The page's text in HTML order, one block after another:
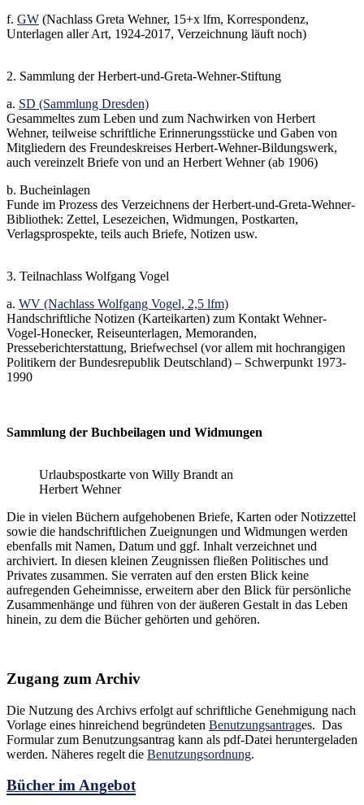
f. GW (Nachlass Greta Wehner, 15+x lfm, Korrespondenz,
Unterlagen aller Art, 1924-2017, Verzeichnung läuft noch)
2. Sammlung der Herbert-und-Greta-Wehner-Stiftung
a. SD (Sammlung Dresden)
Gesammeltes zum Leben und zum Nachwirken von Herbert
Wehner, teilweise schriftliche Erinnerungsstücke und Gaben von
Mitgliedern des Freundeskreises Herbert-Wehner-Bildungswerk,
auch vereinzelt Briefe von und an Herbert Wehner (ab 1906)
b. Bucheinlagen
Funde im Prozess des Verzeichnens der Herbert-und-Greta-Wehner-
Bibliothek: Zettel, Lesezeichen, Widmungen, Postkarten,
Verlagsprospekte, teils auch Briefe, Notizen usw.
3. Teilnachlass Wolfgang Vogel
a. WV (Nachlass Wolfgang Vogel, 2,5 lfm)
Handschriftliche Notizen (Karteikarten) zum Kontakt Wehner-
Vogel-Honecker, Reiseunterlagen, Memoranden,
Presseberichterstattung, Briefwechsel (vor allem mit hochrangigen
Politikern der Bundesrepublik Deutschland) – Schwerpunkt 1973-
1990
Sammlung der Buchbeilagen und Widmungen
Urlaubspostkarte von Willy Brandt an
Herbert Wehner
Die in vielen Büchern aufgehobenen Briefe, Karten oder Notizzettel
sowie die handschriftlichen Zueignungen und Widmungen werden
ebenfalls mit Namen, Datum und ggf. Inhalt verzeichnet und
archiviert. In diesen kleinen Zeugnissen fließen Politisches und
Privates zusammen. Sie verraten auf den ersten Blick keine
aufregenden Geheimnisse, erweitern aber den Blick für persönliche
Zusammenhänge und führen von der äußeren Gestalt in das Leben
hinein, zu dem die Bücher gehörten und gehören.
Zugang zum Archiv
Die Nutzung des Archivs erfolgt auf schriftliche Genehmigung nach
Vorlage eines hinreichend begründeten Benutzungsantrages. Das
Formular zum Benutzungsantrag kann als pdf-Datei heruntergeladen
werden. Näheres regelt die Benutzungsordnung.
Bücher im Angebot